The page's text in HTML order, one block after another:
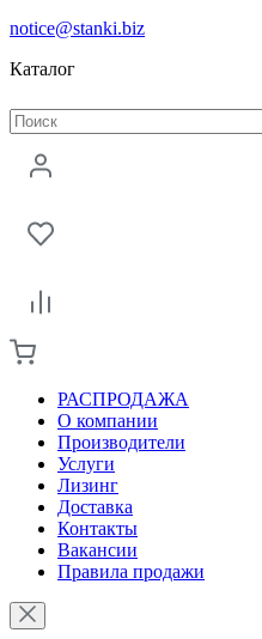
notice@stanki.biz
Каталог
РАСПРОДАЖА
О компании
Производители
Услуги
Лизинг
Доставка
Контакты
Вакансии
Правила продажи